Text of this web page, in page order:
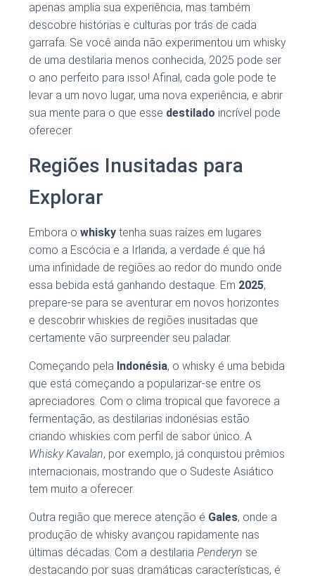
apenas amplia sua experiência, mas também
descobre histórias e culturas por trás de cada
garrafa. Se você ainda não experimentou um whisky
de uma destilaria menos conhecida, 2025 pode ser
o ano perfeito para isso! Afinal, cada gole pode te
levar a um novo lugar, uma nova experiência, e abrir
sua mente para o que esse destilado incrível pode
oferecer.
Regiões Inusitadas para
Explorar
Embora o whisky tenha suas raízes em lugares
como a Escócia e a Irlanda, a verdade é que há
uma infinidade de regiões ao redor do mundo onde
essa bebida está ganhando destaque. Em 2025,
prepare-se para se aventurar em novos horizontes
e descobrir whiskies de regiões inusitadas que
certamente vão surpreender seu paladar.
Começando pela Indonésia, o whisky é uma bebida
que está começando a popularizar-se entre os
apreciadores. Com o clima tropical que favorece a
fermentação, as destilarias indonésias estão
criando whiskies com perfil de sabor único. A
Whisky Kavalan, por exemplo, já conquistou prêmios
internacionais, mostrando que o Sudeste Asiático
tem muito a oferecer.
Outra região que merece atenção é Gales, onde a
produção de whisky avançou rapidamente nas
últimas décadas. Com a destilaria Penderyn se
destacando por suas dramáticas características, é